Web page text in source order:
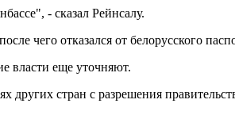
- сказал Рейнсалу.
чего отказался от белорусского
власти еще уточняют.
стран с разрешения